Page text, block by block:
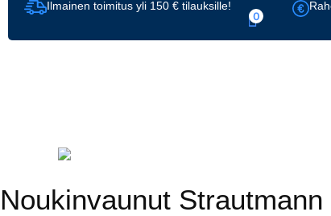
Ilmainen toimitus yli 150 € tilauksille!
0
Noukinvaunut Strautmann